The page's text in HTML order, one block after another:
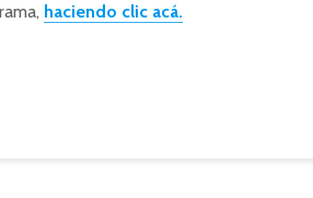
haciendo clic acá.